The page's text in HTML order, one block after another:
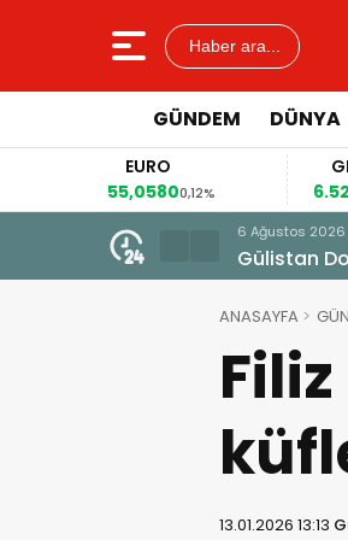
Haber ara...
GÜNDEM DÜNYA
EURO
55,05800,12%
6 Ağustos 2026
Gülistan
ANASAYFA
13.01.2026 13:13